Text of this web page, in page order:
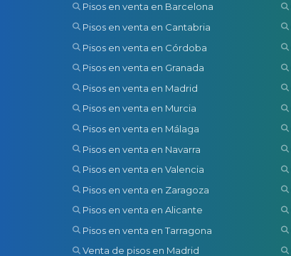
Pisos en venta en Barcelona
Pisos en venta en Cantabria
Pisos en venta en Córdoba
Pisos en venta en Granada
Pisos en venta en Madrid
Pisos en venta en Murcia
Pisos en venta en Málaga
Pisos en venta en Navarra
Pisos en venta en Valencia
Pisos en venta en Zaragoza
Pisos en venta en Alicante
Pisos en venta en Tarragona
Venta de pisos en Madrid